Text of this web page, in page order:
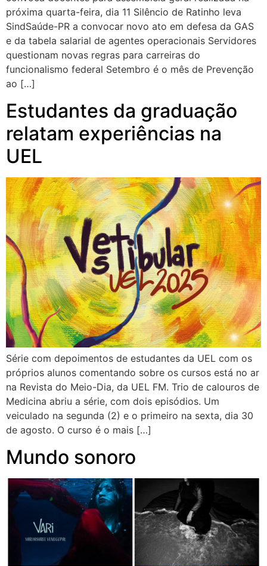
próxima quarta-feira, dia 11 Silêncio de Ratinho leva
SindSaúde-PR a convocar novo ato em defesa da GAS
e da tabela salarial de agentes operacionais Servidores
questionam novas regras para carreiras do
funcionalismo federal Setembro é o mês de Prevenção
ao […]
Estudantes da graduação
relatam experiências na
UEL
Série com depoimentos de estudantes da UEL com os
próprios alunos comentando sobre os cursos está no ar
na Revista do Meio-Dia, da UEL FM. Trio de calouros de
Medicina abriu a série, com dois episódios. Um
veiculado na segunda (2) e o primeiro na sexta, dia 30
de agosto. O curso é o mais […]
Mundo sonoro